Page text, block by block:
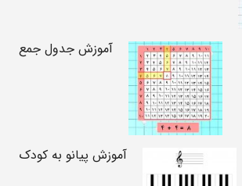
آموزش جدول جمع
آموزش پیانو به کودک